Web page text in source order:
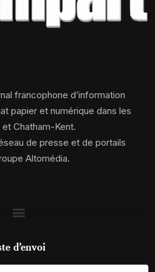
francophone d’information
papier et numérique dans les
Chatham-Kent.
de presse et de portails
Altomédia.
d’envoi